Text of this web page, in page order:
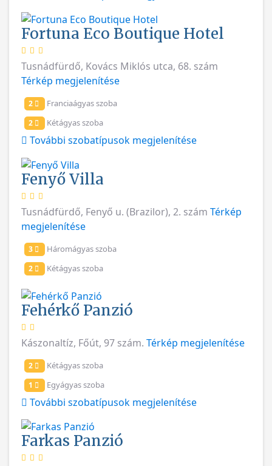
Fortuna Eco Boutique Hotel
Tusnádfürdő, Kovács Miklós utca, 68. szám
Térkép megjelenítése
2 Franciaágyas szoba
2 Kétágyas szoba
További szobatípusok megjelenítése
Fenyő Villa
Tusnádfürdő, Fenyő u. (Brazilor), 2. szám Térkép
megjelenítése
3 Háromágyas szoba
2 Kétágyas szoba
Fehérkő Panzió
Kászonaltíz, Főút, 97 szám. Térkép megjelenítése
2 Kétágyas szoba
1 Egyágyas szoba
További szobatípusok megjelenítése
Farkas Panzió